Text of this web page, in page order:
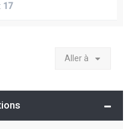
17
Aller à